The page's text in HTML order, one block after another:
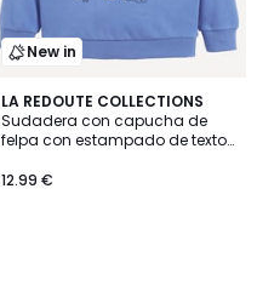
New in
LA REDOUTE COLLECTIONS
Sudadera con capucha de
felpa con estampado de texto
12.99 €